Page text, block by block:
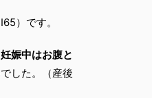
）です。
娠中はお腹と
した。（産後